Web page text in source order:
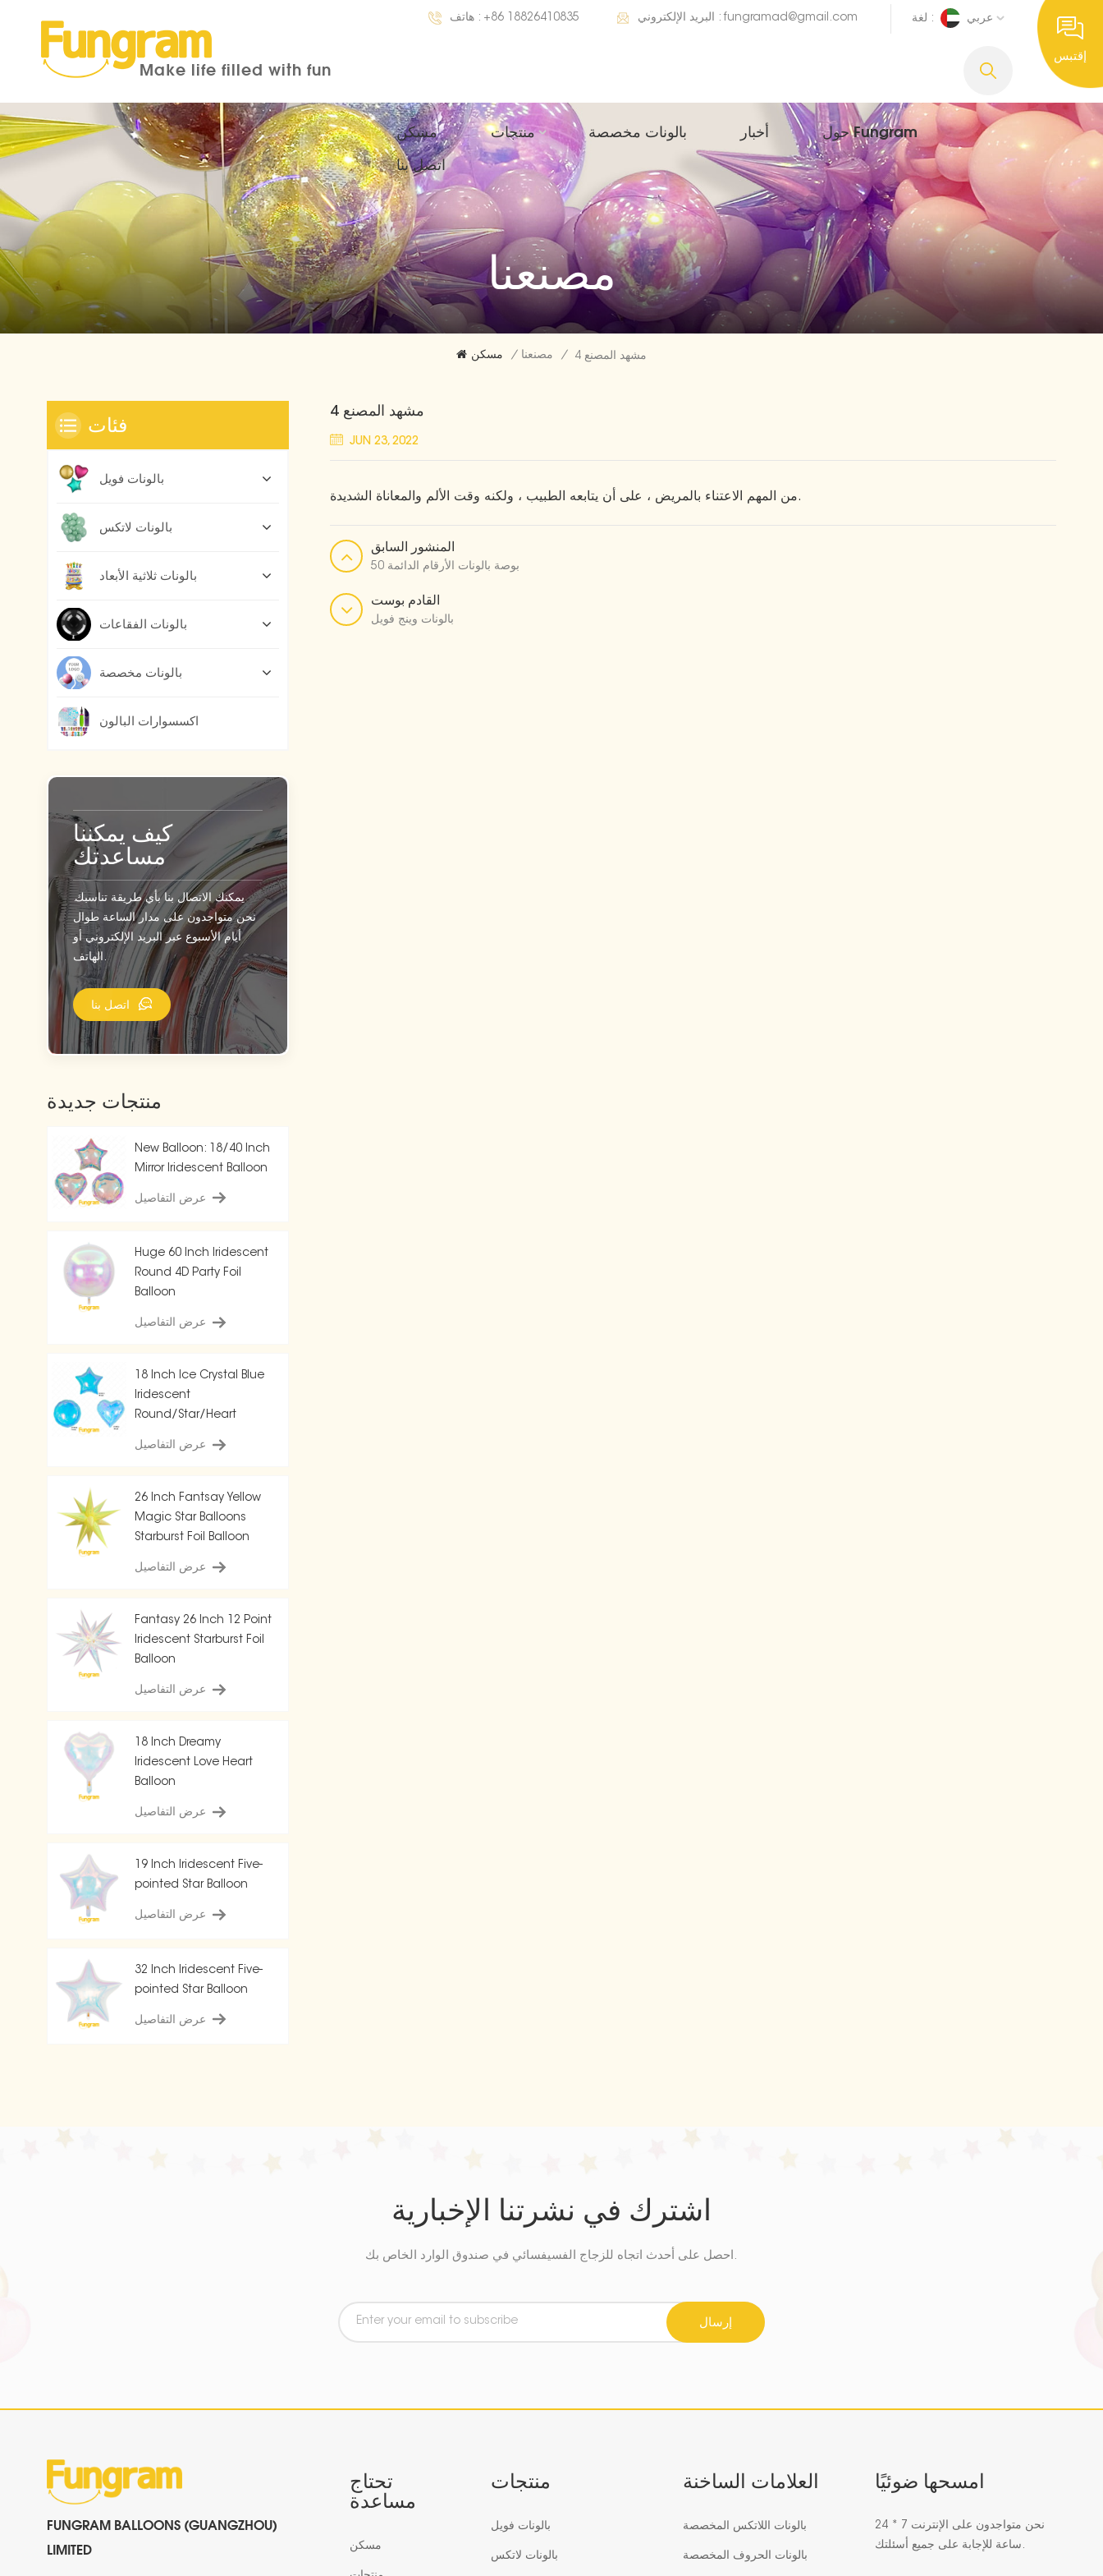
إقتبس
لغة : عربي هاتف : +86 18826410835 البريد الإلكتروني :fungramad@gmail.com
مسكن منتجات بالونات مخصصة أخبار
حول Fungram
اتصل بنا
Make life filled with fun
مصنعنا
مسكن / مصنعنا / مشهد المصنع 4
مشهد المصنع 4
JUN 23, 2022
من المهم الاعتناء بالمريض ، على أن يتابعه الطبيب ، ولكنه وقت الألم والمعاناة الشديدة.
المنشور السابق
50 بوصة بالونات الأرقام الدائمة
القادم بوست
بالونات وينج فويل
فئات
بالونات فويل
بالونات لاتكس
بالونات ثلاثية الأبعاد
بالونات الفقاعات
بالونات مخصصة
اكسسوارات البالون
كيف يمكننا
مساعدتك
يمكنك الاتصال بنا بأي طريقة تناسبك.
نحن متواجدون على مدار الساعة طوال
أيام الأسبوع عبر البريد الإلكتروني أو
الهاتف.
اتصل بنا
منتجات جديدة
New Balloon: 18/40 Inch
Mirror Iridescent Balloon
عرض التفاصيل
Huge 60 Inch Iridescent
Round 4D Party Foil
Balloon
عرض التفاصيل
18 Inch Ice Crystal Blue
Iridescent
Round/Star/Heart
عرض التفاصيل
26 Inch Fantsay Yellow
Magic Star Balloons
Starburst Foil Balloon
عرض التفاصيل
Fantasy 26 Inch 12 Point
Iridescent Starburst Foil
Balloon
عرض التفاصيل
18 Inch Dreamy
Iridescent Love Heart
Balloon
عرض التفاصيل
19 Inch Iridescent Five-
pointed Star Balloon
عرض التفاصيل
32 Inch Iridescent Five-
pointed Star Balloon
عرض التفاصيل
اشترك في نشرتنا الإخبارية
احصل على أحدث اتجاه للزجاج الفسيفسائي في صندوق الوارد الخاص بك.
إرسال
FUNGRAM BALLOONS (GUANGZHOU)
LIMITED
تحتاج
مساعدة
مسكن
منتجات
بالونات فويل
بالونات لاتكس
العلامات الساخنة
بالونات اللاتكس المخصصة
بالونات الحروف المخصصة
امسحها ضوئيًا
نحن متواجدون على الإنترنت 7 * 24
ساعة للإجابة على جميع أسئلتك.